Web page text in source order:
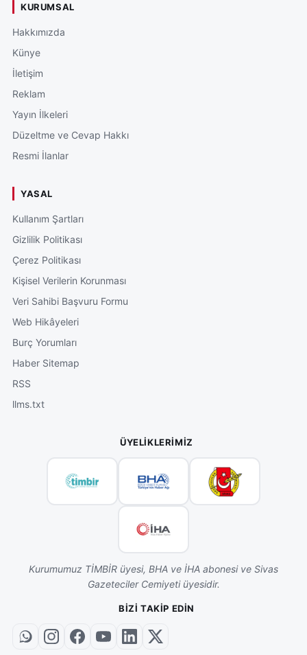
KURUMSAL
Hakkımızda
Künye
İletişim
Reklam
Yayın İlkeleri
Düzeltme ve Cevap Hakkı
Resmi İlanlar
YASAL
Kullanım Şartları
Gizlilik Politikası
Çerez Politikası
Kişisel Verilerin Korunması
Veri Sahibi Başvuru Formu
Web Hikâyeleri
Burç Yorumları
Haber Sitemap
RSS
llms.txt
ÜYELIKLERIMIZ
Kurumumuz TİMBİR üyesi, BHA ve İHA abonesi ve Sivas
Gazeteciler Cemiyeti üyesidir.
BIZI TAKIP EDIN